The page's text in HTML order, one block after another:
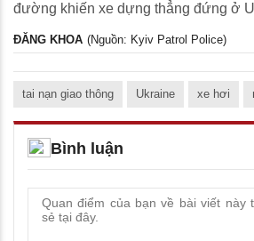
đường khiến xe dựng thẳng đứng ở
ĐĂNG KHOA (Nguồn: Kyiv Patrol Police)
tai nạn giao thông Ukraine xe hơi
Bình luận